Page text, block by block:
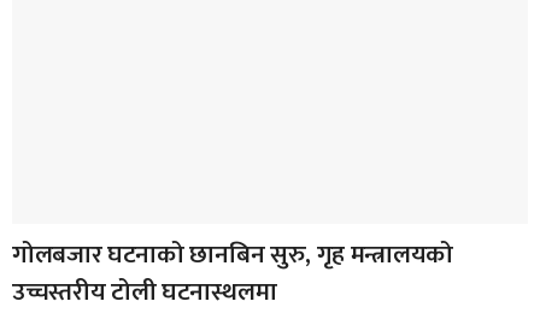
गोलबजार घटनाको छानबिन सुरु, गृह मन्त्रालयको
उच्चस्तरीय टोली घटनास्थलमा